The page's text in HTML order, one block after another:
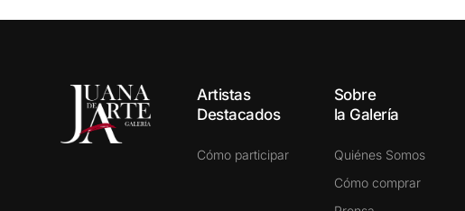
Artistas
Destacados
Cómo participar
Sobre
la Galería
Quiénes Somos
Cómo comprar